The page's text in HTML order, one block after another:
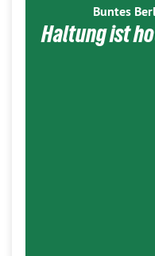
Buntes
Haltung ist